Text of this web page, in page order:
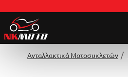
Ανταλλακτικά Μοτοσυκλετών